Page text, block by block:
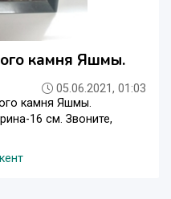
камня Яшмы.
05.06.2021, 01:03
камня Яшмы.
16 см. Звоните,